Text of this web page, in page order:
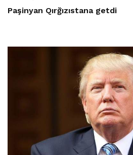
Paşinyan Qırğızıstana getdi